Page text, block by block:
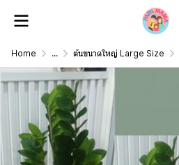
Home ... ต้นขนาดใหญ่ Large Size